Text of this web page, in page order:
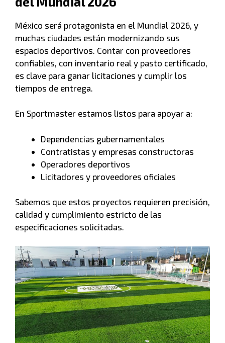
México será protagonista en el Mundial 2026, y
muchas ciudades están modernizando sus
espacios deportivos. Contar con proveedores
confiables, con inventario real y pasto certificado,
es clave para ganar licitaciones y cumplir los
tiempos de entrega.
En Sportmaster estamos listos para apoyar a:
Dependencias gubernamentales
Contratistas y empresas constructoras
Operadores deportivos
Licitadores y proveedores oficiales
Sabemos que estos proyectos requieren precisión,
calidad y cumplimiento estricto de las
especificaciones solicitadas.